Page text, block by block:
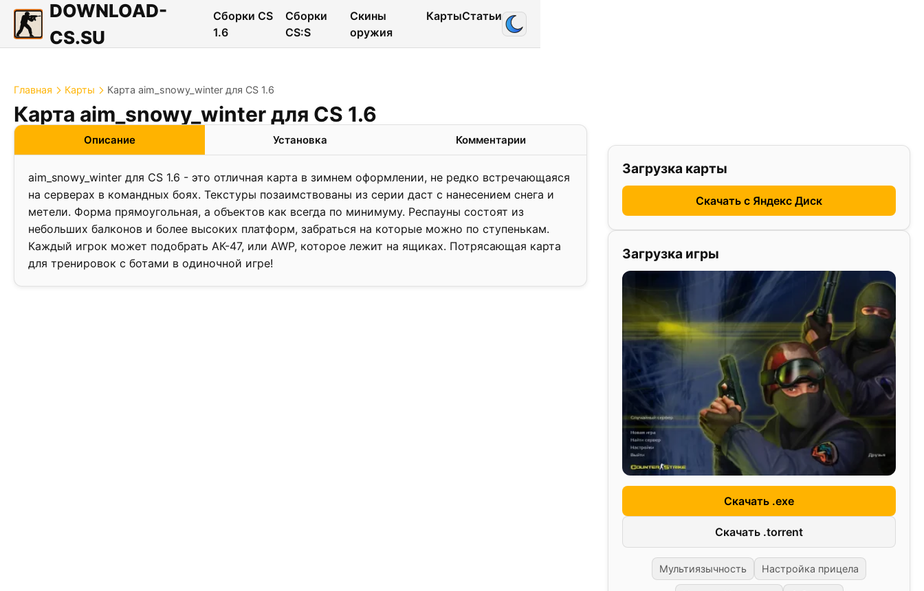
DOWNLOAD-
CS.SU
Сборки CS
1.6
Сборки
CS:S
Скины
оружия
КартыСтатьи
Главная Карты Карта aim_snowy_winter для CS 1.6
Карта aim_snowy_winter для CS 1.6
❮ ❯
Описание Установка Комментарии
aim_snowy_winter для CS 1.6 - это отличная карта в зимнем оформлении, не редко встречающаяся
на серверах в командных боях. Текстуры позаимствованы из серии даст с нанесением снега и
метели. Форма прямоугольная, а объектов как всегда по минимуму. Респауны состоят из
небольших балконов и более высоких платформ, забраться на которые можно по ступенькам.
Каждый игрок может подобрать АК-47, или AWP, которое лежит на ящиках. Потрясающая карта
для тренировок с ботами в одиночной игре!
Загрузка карты
Скачать с Яндекс Диск
Загрузка игры
Скачать .exe
Скачать .torrent
Мультиязычность Настройка прицела